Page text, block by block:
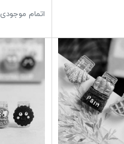
اتمام موجودی